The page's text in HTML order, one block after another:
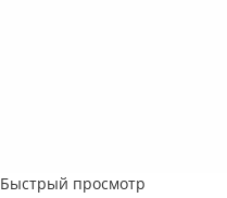
Быстрый просмотр